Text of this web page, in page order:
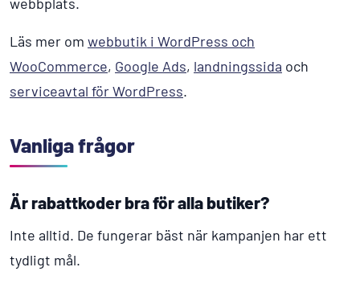
Läs mer om webbutik i WordPress och
WooCommerce, Google Ads, landningssida och
serviceavtal för WordPress.
Vanliga frågor
Är rabattkoder bra för alla butiker?
Inte alltid. De fungerar bäst när kampanjen har ett
tydligt mål.